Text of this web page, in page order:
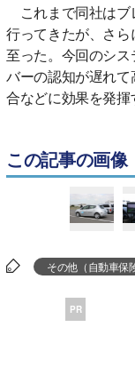
これまで同社はブ
行ってきたが、さ
至った。今回のシ
バーの認知が遅れ
合などに効果を発揮
この記事の画像
その他（自動車保
PR